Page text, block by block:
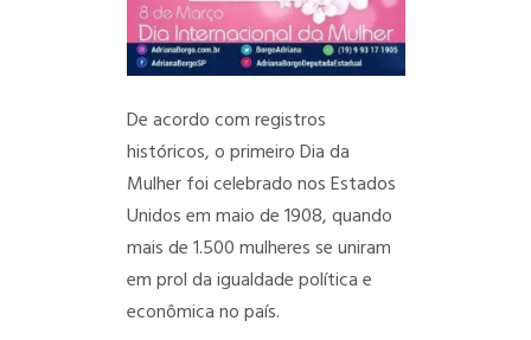
De acordo com registros
históricos, o primeiro Dia da
Mulher foi celebrado nos Estados
Unidos em maio de 1908, quando
mais de 1.500 mulheres se uniram
em prol da igualdade política e
econômica no país.